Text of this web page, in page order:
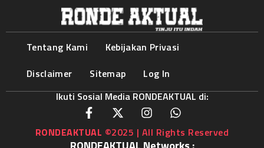
Tentang Kami
Kebijakan Privasi
Disclaimer
Sitemap
Log In
Ikuti Sosial Media RONDEAKTUAL di:
RONDEAKTUAL ©2025 | All Rights Reserved